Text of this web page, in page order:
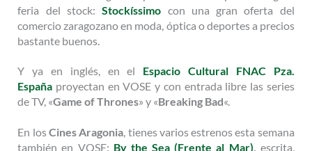
feria del stock:Stockíssimo con una gran oferta del
comercio zaragozano en moda, óptica o deportes a precios
bastante buenos.
Y ya en inglés, en el Espacio Cultural FNAC Pza.
España proyectan en VOSE y con entrada libre las series
de TV, «Game of Thrones» y «Breaking Bad«.
En losCines Aragonia, tienes varios estrenos esta semana
también en VOSE: By the Sea (Frente al Mar), escrita,